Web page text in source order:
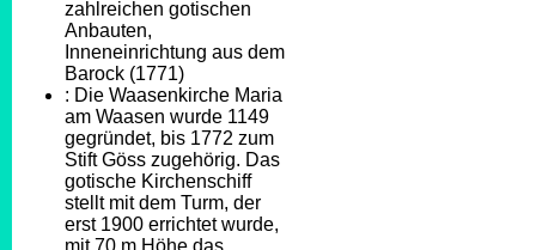
zahlreichen gotischen
Anbauten,
Inneneinrichtung aus dem
Barock (1771)
: Die Waasenkirche Maria
am Waasen wurde 1149
gegründet, bis 1772 zum
Stift Göss zugehörig. Das
gotische Kirchenschiff
stellt mit dem Turm, der
erst 1900 errichtet wurde,
mit 70 m Höhe das